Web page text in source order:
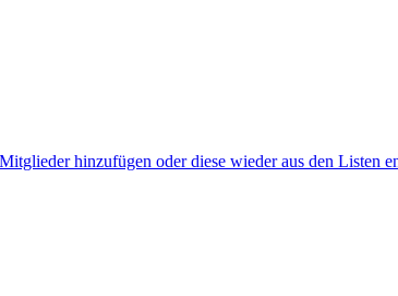
hinzufügen oder diese wieder aus den Listen